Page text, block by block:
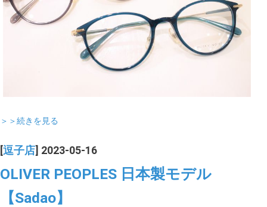
＞＞続きを見る
[逗子店] 2023-05-16
OLIVER PEOPLES 日本製モデル
【Sadao】